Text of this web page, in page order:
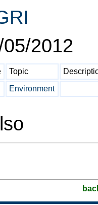
2012
Topic
Environment